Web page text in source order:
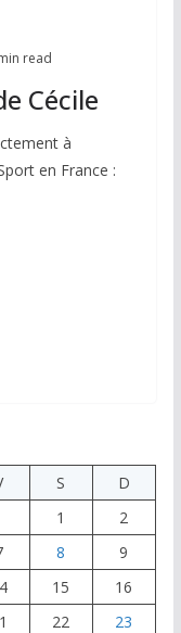
read
Cécile
à
en France :
S
D
1
2
8
9
15
16
22
23